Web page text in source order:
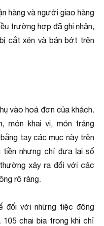
hàng và người giao hàng
trường hợp đã ghi nhận,
cắt xén và bán bớt trên
vào hoá đơn của khách.
món khai vị, món tráng
tay các mục này trên
tiền nhưng chỉ đưa lại số
xảy ra đối với các
rõ ràng.
đối với những tiệc đông
chai bia trong khi chỉ